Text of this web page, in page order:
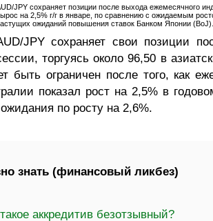
JPY сохраняет позиции после выхода ежемесячного
на 2,5% г/г в январе, по сравнению с ожидаемым
ожиданий повышения ставок Банком Японии (BoJ).
JPY сохраняет свои позиции
торгуясь около 96,50 в
быть ограничен после того, как
показал рост на 2,5% в
по росту на 2,6%.
знать (финансовый ликбез)
аккредитив безотзывный?